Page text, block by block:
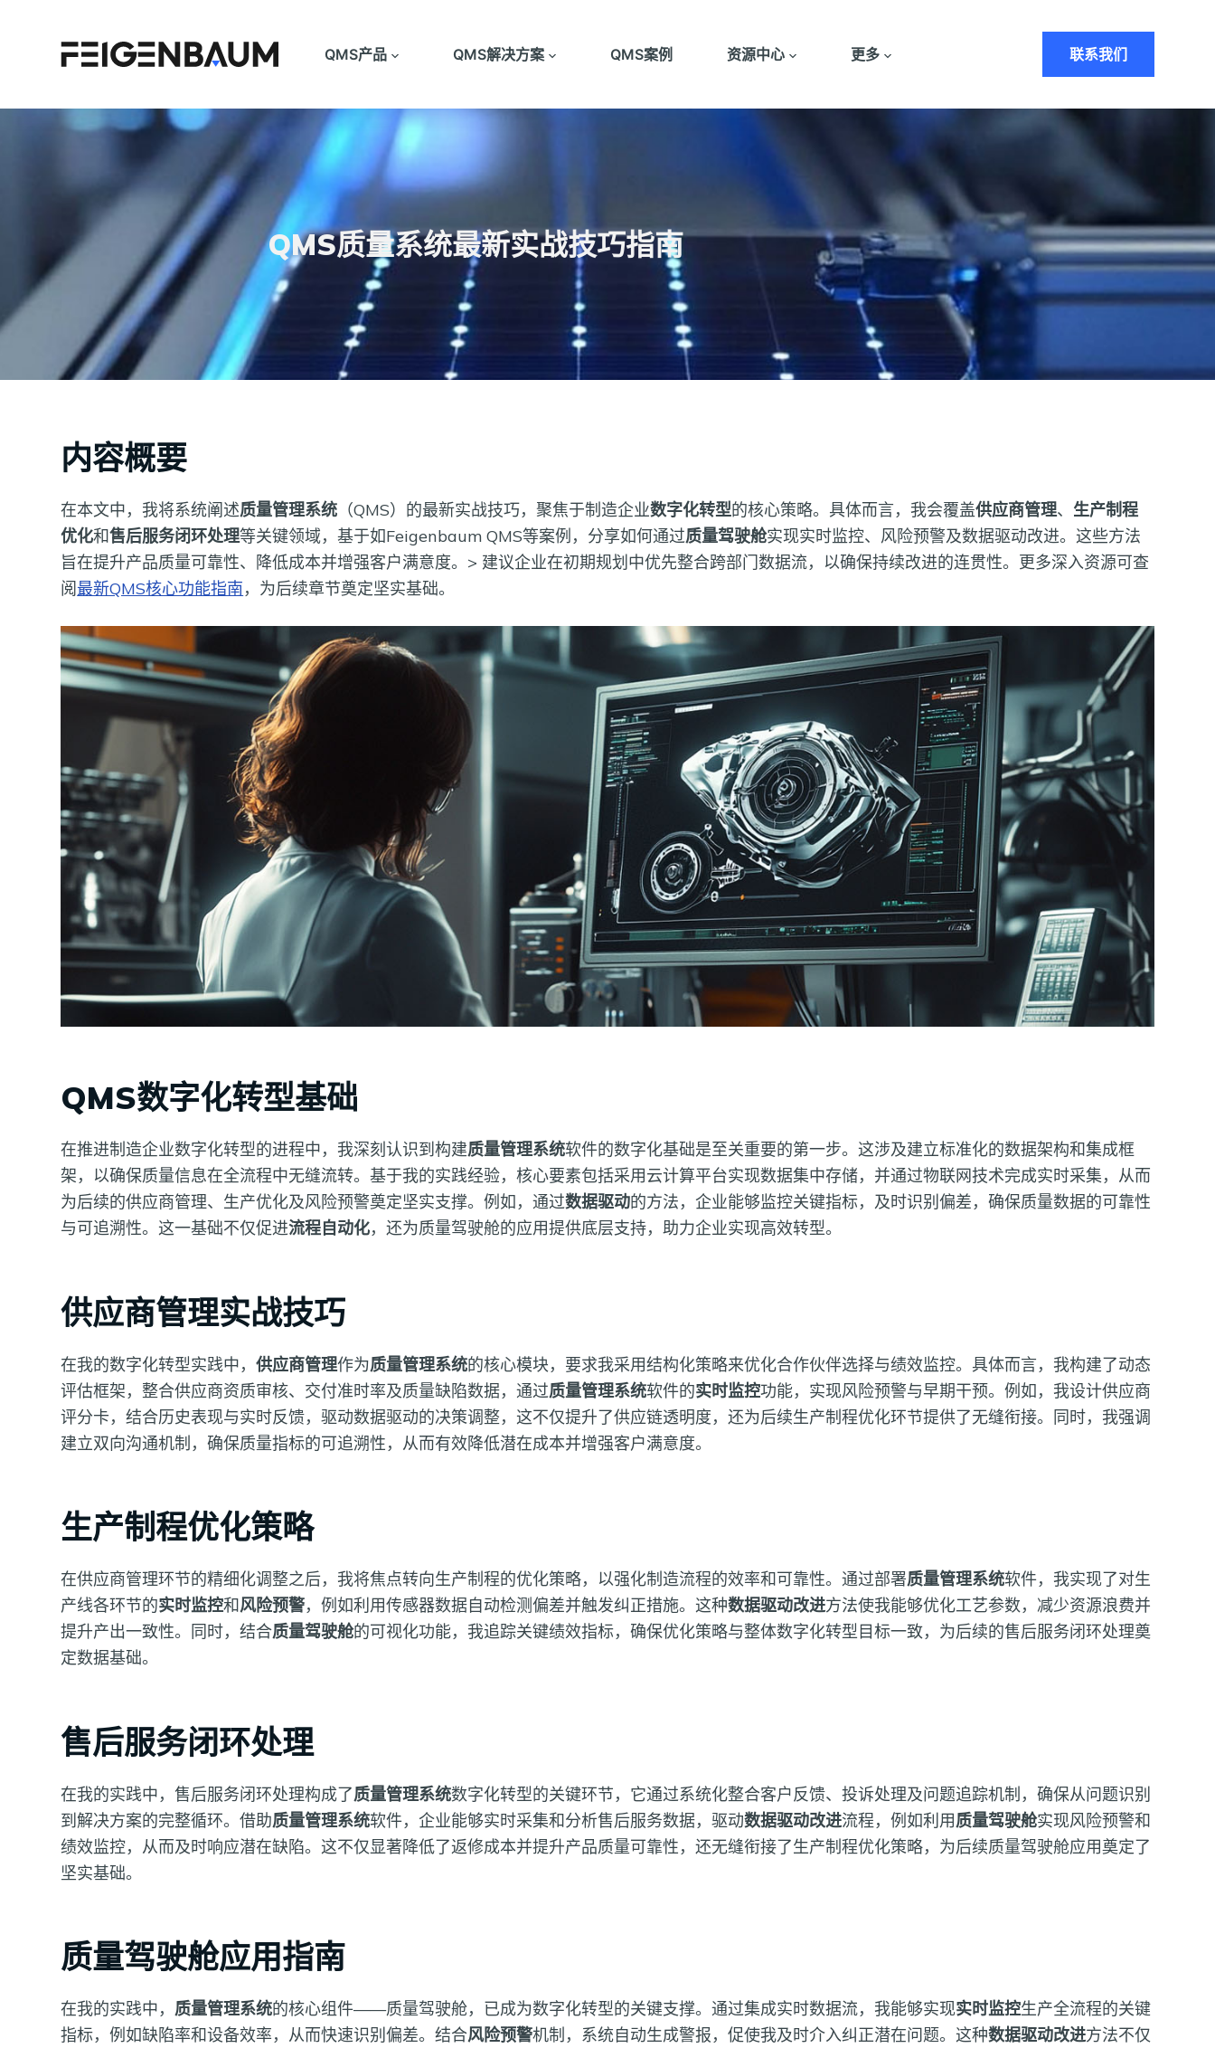
QMS产品 QMS解决方案 QMS案例 资源中心 更多 联系我们
QMS质量系统最新实战技巧指南
内容概要
在本文中，我将系统阐述质量管理系统 （QMS）的最新实战技巧，聚焦于制造企业数字化转型的核心策略。具体而言，我会覆盖供应商管理、 生产制程
优化和售后服务闭环处理等关键领域，基于如Feigenbaum QMS等案例，分享如何通过质量驾驶舱实现实时监控、风险预警及数据驱动改进。这些方法
旨在提升产品质量可靠性、降低成本并增强客户满意度。> 建议企业在初期规划中优先整合跨部门数据流，以确保持续改进的连贯性。更多深入资源可查
阅最新QMS核心功能指南，为后续章节奠定坚实基础。
QMS数字化转型基础
在推进制造企业数字化转型的进程中，我深刻认识到构建质量管理系统软件的数字化基础是至关重要的第一步。这涉及建立标准化的数据架构和集成框
架，以确保质量信息在全流程中无缝流转。基于我的实践经验，核心要素包括采用云计算平台实现数据集中存储，并通过物联网技术完成实时采集，从而
为后续的供应商管理、生产优化及风险预警奠定坚实支撑。例如，通过数据驱动的方法，企业能够监控关键指标，及时识别偏差，确保质量数据的可靠性
与可追溯性。这一基础不仅促进流程自动化，还为质量驾驶舱的应用提供底层支持，助力企业实现高效转型。
供应商管理实战技巧
在我的数字化转型实践中，供应商管理作为质量管理系统的核心模块，要求我采用结构化策略来优化合作伙伴选择与绩效监控。具体而言，我构建了动态
评估框架，整合供应商资质审核、交付准时率及质量缺陷数据，通过质量管理系统软件的实时监控功能，实现风险预警与早期干预。例如，我设计供应商
评分卡，结合历史表现与实时反馈，驱动数据驱动的决策调整，这不仅提升了供应链透明度，还为后续生产制程优化环节提供了无缝衔接。同时，我强调
建立双向沟通机制，确保质量指标的可追溯性，从而有效降低潜在成本并增强客户满意度。
生产制程优化策略
在供应商管理环节的精细化调整之后，我将焦点转向生产制程的优化策略，以强化制造流程的效率和可靠性。通过部署质量管理系统软件，我实现了对生
产线各环节的实时监控和风险预警，例如利用传感器数据自动检测偏差并触发纠正措施。这种数据驱动改进方法使我能够优化工艺参数，减少资源浪费并
提升产出一致性。同时，结合质量驾驶舱的可视化功能，我追踪关键绩效指标，确保优化策略与整体数字化转型目标一致，为后续的售后服务闭环处理奠
定数据基础。
售后服务闭环处理
在我的实践中，售后服务闭环处理构成了质量管理系统数字化转型的关键环节，它通过系统化整合客户反馈、投诉处理及问题追踪机制，确保从问题识别
到解决方案的完整循环。借助质量管理系统软件，企业能够实时采集和分析售后服务数据，驱动数据驱动改进流程，例如利用质量驾驶舱实现风险预警和
绩效监控，从而及时响应潜在缺陷。这不仅显著降低了返修成本并提升产品质量可靠性，还无缝衔接了生产制程优化策略，为后续质量驾驶舱应用奠定了
坚实基础。
质量驾驶舱应用指南
在我的实践中， 质量管理系统的核心组件——质量驾驶舱，已成为数字化转型的关键支撑。通过集成实时数据流，我能够实现实时监控生产全流程的关键
指标，例如缺陷率和设备效率，从而快速识别偏差。结合风险预警机制，系统自动生成警报，促使我及时介入纠正潜在问题。这种数据驱动改进方法不仅